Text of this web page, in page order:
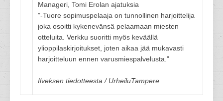
Manageri, Tomi Erolan ajatuksia
”-Tuore sopimuspelaaja on tunnollinen harjoittelija
joka osoitti kykenevänsä pelaamaan miesten
otteluita. Verkku suoritti myös keväällä
ylioppilaskirjoitukset, joten aikaa jää mukavasti
harjoitteluun ennen varusmiespalvelusta.”
Ilveksen tiedotteesta / UrheiluTampere